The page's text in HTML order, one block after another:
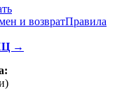
и возвратПравила
→